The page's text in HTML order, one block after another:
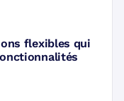
flexibles qui